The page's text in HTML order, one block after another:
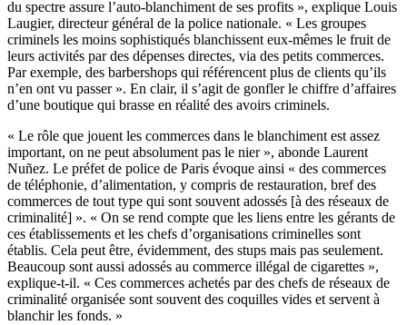
du spectre assure l’auto-blanchiment de ses profits », explique Louis
Laugier, directeur général de la police nationale. « Les groupes
criminels les moins sophistiqués blanchissent eux-mêmes le fruit de
leurs activités par des dépenses directes, via des petits commerces.
Par exemple, des barbershops qui référencent plus de clients qu’ils
n’en ont vu passer ». En clair, il s’agit de gonfler le chiffre d’affaires
d’une boutique qui brasse en réalité des avoirs criminels.
« Le rôle que jouent les commerces dans le blanchiment est assez
important, on ne peut absolument pas le nier », abonde Laurent
Nuñez. Le préfet de police de Paris évoque ainsi « des commerces
de téléphonie, d’alimentation, y compris de restauration, bref des
commerces de tout type qui sont souvent adossés [à des réseaux de
criminalité] ». « On se rend compte que les liens entre les gérants de
ces établissements et les chefs d’organisations criminelles sont
établis. Cela peut être, évidemment, des stups mais pas seulement.
Beaucoup sont aussi adossés au commerce illégal de cigarettes »,
explique-t-il. « Ces commerces achetés par des chefs de réseaux de
criminalité organisée sont souvent des coquilles vides et servent à
blanchir les fonds. »